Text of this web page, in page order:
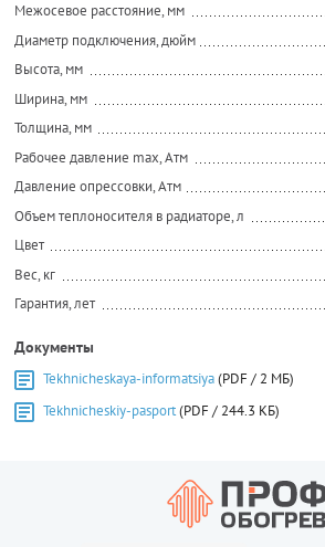
Межосевое расстояние, мм
Диаметр подключения, дюйм
Высота, мм
Ширина, мм
Толщина, мм
Рабочее давление max, Атм
Давление опрессовки, Атм
Объем теплоносителя в радиаторе, л
Цвет
Вес, кг
Гарантия, лет
Документы
Tekhnicheskaya-informatsiya(PDF / 2 МБ)
Tekhnicheskiy-pasport(PDF / 244.3 КБ)